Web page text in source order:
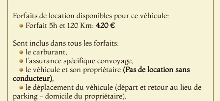
Forfaits de location disponibles pour ce véhicule:
Forfait 5h et 120 Km:420 €
Sont inclus dans tous les forfaits:
le carburant,
l'assurance spécifique convoyage,
le véhicule et son propriétaire (Pas de location sans
conducteur),
le déplacement du véhicule (départ et retour au lieu de
parking - domicile du propriétaire).